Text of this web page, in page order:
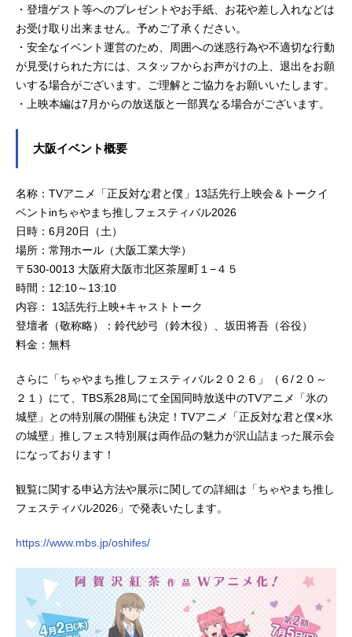
・登壇ゲスト等へのプレゼントやお手紙、お花や差し入れなどは
お受け取り出来ません。予めご了承ください。
・安全なイベント運営のため、周囲への迷惑行為や不適切な行動
が見受けられた方には、スタッフからお声がけの上、退出をお願
いする場合がございます。ご理解とご協力をお願いいたします。
・上映本編は7月からの放送版と一部異なる場合がございます。
大阪イベント概要
名称：TVアニメ「正反対な君と僕」13話先行上映会＆トークイ
ベントinちゃやまち推しフェスティバル2026
日時：6月20日（土）
場所：常翔ホール（大阪工業大学）
〒530-0013 大阪府大阪市北区茶屋町１−４５
時間：12:10～13:10
内容： 13話先行上映+キャストトーク
登壇者（敬称略）：鈴代紗弓（鈴木役）、坂田将吾（谷役）
料金：無料
さらに「ちゃやまち推しフェスティバル２０２６」（６/２０～
２１）にて、TBS系28局にて全国同時放送中のTVアニメ「氷の
城壁」との特別展の開催も決定！TVアニメ「正反対な君と僕×氷
の城壁」推しフェス特別展は両作品の魅力が沢山詰まった展示会
になっております！
観覧に関する申込方法や展示に関しての詳細は「ちゃやまち推し
フェスティバル2026」で発表いたします。
https://www.mbs.jp/oshifes/